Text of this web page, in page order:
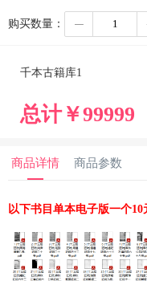
购买数量：
千本古籍库1
总计￥99999
商品详情 商品参数
以下书目单本电子版一个